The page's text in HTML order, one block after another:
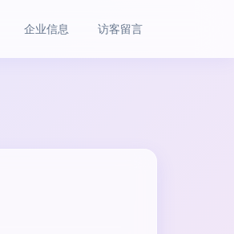
企业信息 访客留言